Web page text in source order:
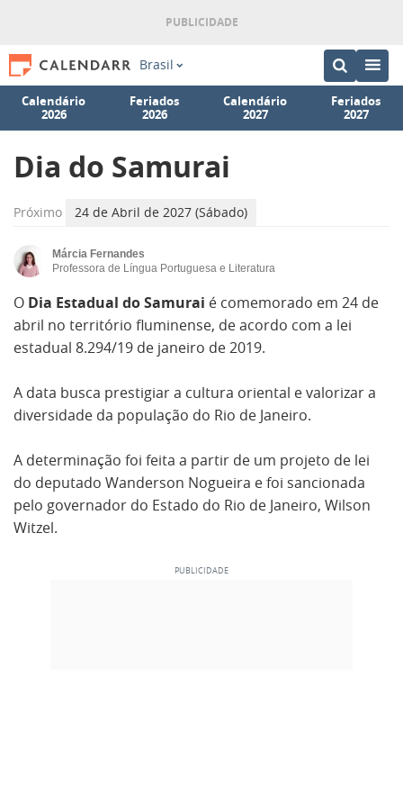
Brasil
Calendário
2026
Feriados
2026
Calendário
2027
Feriados
2027
Dia do Samurai
Próximo 24 de Abril de 2027 (Sábado)
Márcia Fernandes
Professora de Língua Portuguesa e Literatura
O Dia Estadual do Samurai é comemorado em 24 de
abril no território fluminense, de acordo com a lei
estadual 8.294/19 de janeiro de 2019.
A data busca prestigiar a cultura oriental e valorizar a
diversidade da população do Rio de Janeiro.
A determinação foi feita a partir de um projeto de lei
do deputado Wanderson Nogueira e foi sancionada
pelo governador do Estado do Rio de Janeiro, Wilson
Witzel.